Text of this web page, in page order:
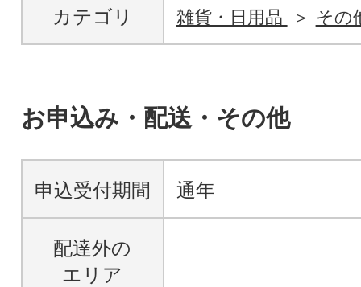
カテゴリ 雑貨・日用品 その
お申込み・配送・その他
申込受付期間 通年
配達外の
エリア